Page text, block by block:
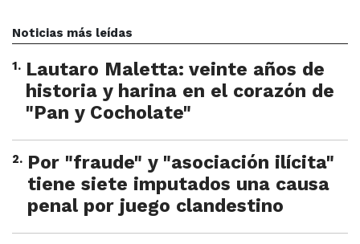
Noticias más leídas
1. Lautaro Maletta: veinte años de
historia y harina en el corazón de
"Pan y Cocholate"
2. Por "fraude" y "asociación ilícita"
tiene siete imputados una causa
penal por juego clandestino